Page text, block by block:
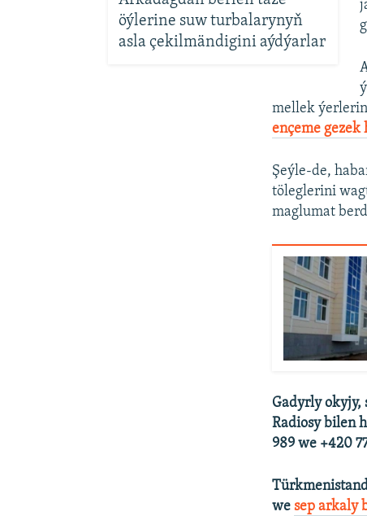
öýlerine suw turbalarynyň
asla çekilmändigini aýdýarlar
mellek
ençeme
Şeýle-de,
töleglerini
maglumat
Gadyrly
Radiosy bilen
989 we +420
wesep arkaly